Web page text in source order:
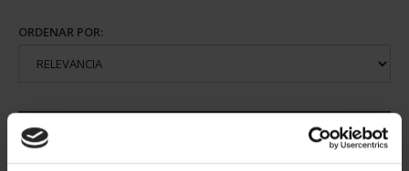
ORDENAR POR: